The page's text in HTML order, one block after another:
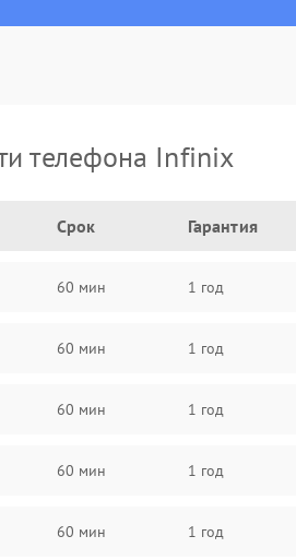
телефона Infinix
Срок Гарантия
60 мин 1 год
60 мин 1 год
60 мин 1 год
60 мин 1 год
60 мин 1 год